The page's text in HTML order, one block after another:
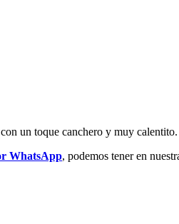
un toque canchero y muy
WhatsApp, podemos tener en